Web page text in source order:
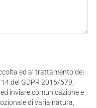
ed al trattamento dei
del GDPR 2016/679,
inviare comunicazione e
di varia natura,